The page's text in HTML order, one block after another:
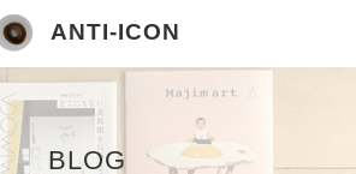
ANTI-ICON
BLOG